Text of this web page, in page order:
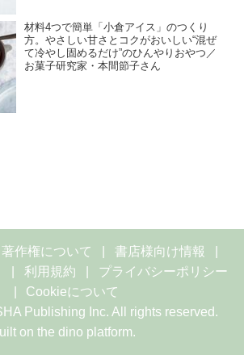
材料4つで簡単「小倉アイス」のつくり
方。やさしい甘さとコクがおいしい“混ぜ
て冷やし固めるだけ”のひんやりおやつ／
お菓子研究家・本間節子さん
著作権について
書店様向け情報
利用規約
プライバシーポリシー
Cookieについて
Publishing Inc. All rights reserved.
on the dino platform.